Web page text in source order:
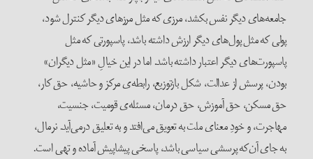
جامعه‌های دیگر نفس بکشد، مرزی که مثل مرزهای دیگر کنترل شود،
پولی که مثل پول‌های دیگر ارزش داشته باشد، پاسپورتی که مثل
پاسپورت‌های دیگر اعتبار داشته باشد. اما در این خیالِ «مثل دیگران»
بودن، پرسش از عدالت، شکل بازتوزیع، رابطه‌ی مرکز و حاشیه، حق کار،
حق مسکن، حق آموزش، حق درمان، مسئله‌ی قومیت، جنسیت،
مهاجرت، و خودِ معنای ملت به تعویق می‌افتد و به تعلیق درمی‌آید. نرمال،
به جای آن‌که پرسشی سیاسی باشد، پاسخی پیشاپیش آماده و تهی است.